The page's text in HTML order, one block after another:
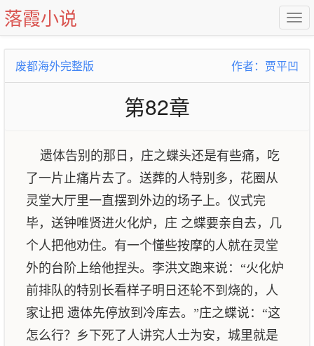
落霞小说
废都海外完整版 作者：贾平凹
第82章
遗体告别的那日，庄之蝶头还是有些痛，吃
了一片止痛片去了。送葬的人特别多，花圈从
灵堂大厅里一直摆到外边的场子上。仪式完
毕，送钟唯贤进火化炉，庄 之蝶要亲自去，几
个人把他劝住。有一个懂些按摩的人就在灵堂
外的台阶上给他捏头。李洪文跑来说：“火化炉
前排队的特别长看样子明日还轮不到烧的，人
家让把 遗体先停放到冷库去。”庄之蝶说：“这
怎么行？乡下死了人讲究人士为安，城里就是